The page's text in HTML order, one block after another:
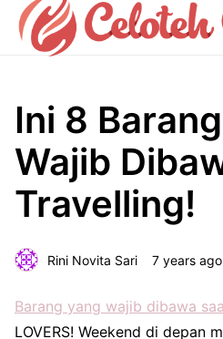
Ini 8
Wajib
Travelling!
Rini Novita Sari 7 years ago
Barang yang wajib dibawa
LOVERS! Weekend di depan